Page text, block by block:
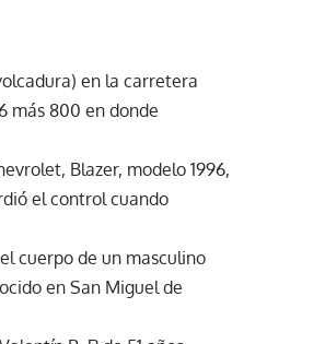
en la carretera
más 800 en donde
Blazer, modelo 1996,
el control cuando
cuerpo de un masculino
en San Miguel de